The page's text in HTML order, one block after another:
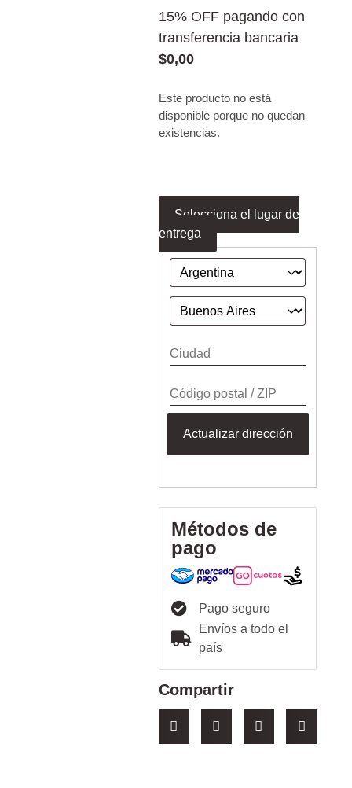
15% OFF pagando con
transferencia bancaria
$0,00
Este producto no está
disponible porque no quedan
existencias.
Selecciona el lugar de
entrega
Actualizar dirección
Métodos de
pago
Pago seguro
Envíos a todo el
país
Compartir